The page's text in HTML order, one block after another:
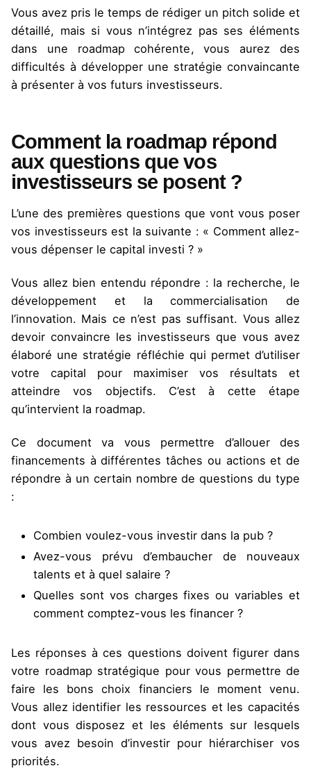
Vous avez pris le temps de rédiger un pitch solide et
détaillé, mais si vous n’intégrez pas ses éléments
dans une roadmap cohérente, vous aurez des
difficultés à développer une stratégie convaincante
à présenter à vos futurs investisseurs.
Comment la roadmap répond
aux questions que vos
investisseurs se posent ?
L’une des premières questions que vont vous poser
vos investisseurs est la suivante : « Comment allez-
vous dépenser le capital investi ? »
Vous allez bien entendu répondre : la recherche, le
développement et la commercialisation de
l’innovation. Mais ce n’est pas suffisant. Vous allez
devoir convaincre les investisseurs que vous avez
élaboré une stratégie réfléchie qui permet d’utiliser
votre capital pour maximiser vos résultats et
atteindre vos objectifs. C’est à cette étape
qu’intervient la roadmap.
Ce document va vous permettre d’allouer des
financements à différentes tâches ou actions et de
répondre à un certain nombre de questions du type
:
Combien voulez-vous investir dans la pub ?
Avez-vous prévu d’embaucher de nouveaux
talents et à quel salaire ?
Quelles sont vos charges fixes ou variables et
comment comptez-vous les financer ?
Les réponses à ces questions doivent figurer dans
votre roadmap stratégique pour vous permettre de
faire les bons choix financiers le moment venu.
Vous allez identifier les ressources et les capacités
dont vous disposez et les éléments sur lesquels
vous avez besoin d’investir pour hiérarchiser vos
priorités.